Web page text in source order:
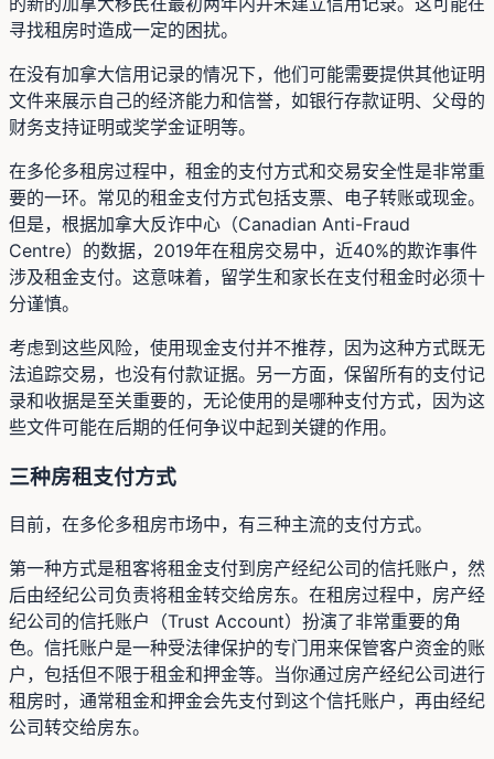
寻找租房时造成一定的困扰。
在没有加拿大信用记录的情况下，他们可能需要提供其他证明
文件来展示自己的经济能力和信誉，如银行存款证明、父母的
财务支持证明或奖学金证明等。
在多伦多租房过程中，租金的支付方式和交易安全性是非常重
要的一环。常见的租金支付方式包括支票、电子转账或现金。
但是，根据加拿大反诈中心（Canadian Anti-Fraud
Centre）的数据，2019年在租房交易中，近40%的欺诈事件
涉及租金支付。这意味着，留学生和家长在支付租金时必须十
分谨慎。
考虑到这些风险，使用现金支付并不推荐，因为这种方式既无
法追踪交易，也没有付款证据。另一方面，保留所有的支付记
录和收据是至关重要的，无论使用的是哪种支付方式，因为这
些文件可能在后期的任何争议中起到关键的作用。
三种房租支付方式
目前，在多伦多租房市场中，有三种主流的支付方式。
第一种方式是租客将租金支付到房产经纪公司的信托账户，然
后由经纪公司负责将租金转交给房东。在租房过程中，房产经
纪公司的信托账户（Trust Account）扮演了非常重要的角
色。信托账户是一种受法律保护的专门用来保管客户资金的账
户，包括但不限于租金和押金等。当你通过房产经纪公司进行
租房时，通常租金和押金会先支付到这个信托账户，再由经纪
公司转交给房东。